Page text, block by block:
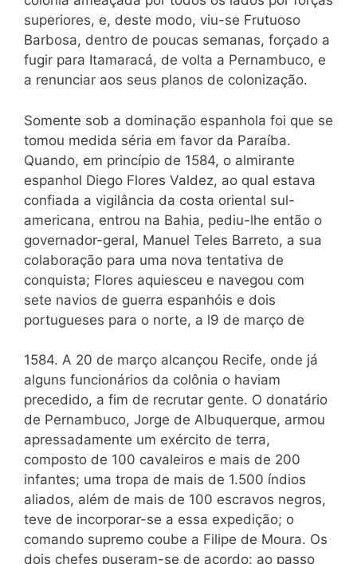
superiores, e, deste modo, viu-se Frutuoso
Barbosa, dentro de poucas semanas, forçado a
fugir para Itamaracá, de volta a Pernambuco, e
a renunciar aos seus planos de colonização.
Somente sob a dominação espanhola foi que se
tomou medida séria em favor da Paraíba.
Quando, em princípio de 1584, o almirante
espanhol Diego Flores Valdez, ao qual estava
confiada a vigilância da costa oriental sul-
americana, entrou na Bahia, pediu-lhe então o
governador-geral, Manuel Teles Barreto, a sua
colaboração para uma nova tentativa de
conquista; Flores aquiesceu e navegou com
sete navios de guerra espanhóis e dois
portugueses para o norte, a l9 de março de
1584. A 20 de março alcançou Recife, onde já
alguns funcionários da colônia o haviam
precedido, a fim de recrutar gente. O donatário
de Pernambuco, Jorge de Albuquerque, armou
apressadamente um exército de terra,
composto de 100 cavaleiros e mais de 200
infantes; uma tropa de mais de 1.500 índios
aliados, além de mais de 100 escravos negros,
teve de incorporar-se a essa expedição; o
comando supremo coube a Filipe de Moura. Os
dois chefes puseram-se de acordo: ao passo